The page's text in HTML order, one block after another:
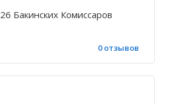
Бакинских Комиссаров
0 отзывов